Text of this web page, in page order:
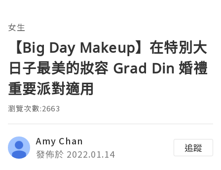
女生
【Big Day Makeup】在特別大
日子最美的妝容 Grad Din 婚禮
重要派對適用
瀏覽次數:2663
Amy Chan
發佈於 2022.01.14
追蹤